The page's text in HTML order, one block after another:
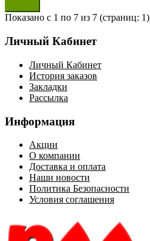
Показано с 1 по 7 из 7 (страниц: 1)
Личный Кабинет
Личный Кабинет
История заказов
Закладки
Рассылка
Информация
Акции
О компании
Доставка и оплата
Наши новости
Политика Безопасности
Условия соглашения